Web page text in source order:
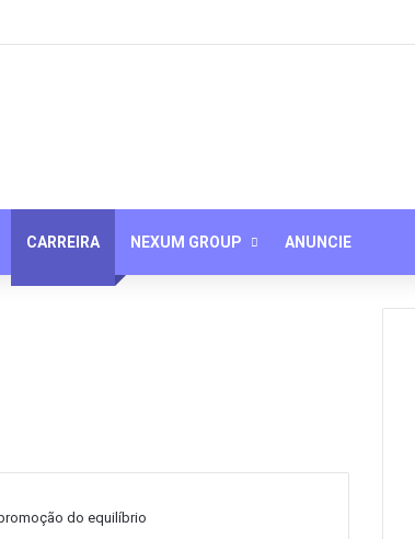
CARREIRA NEXUM GROUP ANUNCIE
do equilíbrio